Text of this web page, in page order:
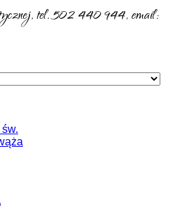
tel. 502 440 944, email:
św.